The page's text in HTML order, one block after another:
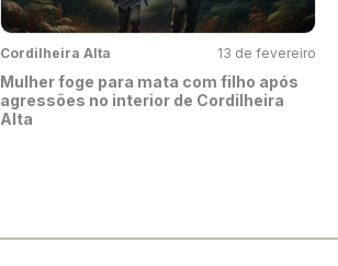
Cordilheira Alta 13 de fevereiro
Mulher foge para mata com filho após
agressões no interior de Cordilheira
Alta